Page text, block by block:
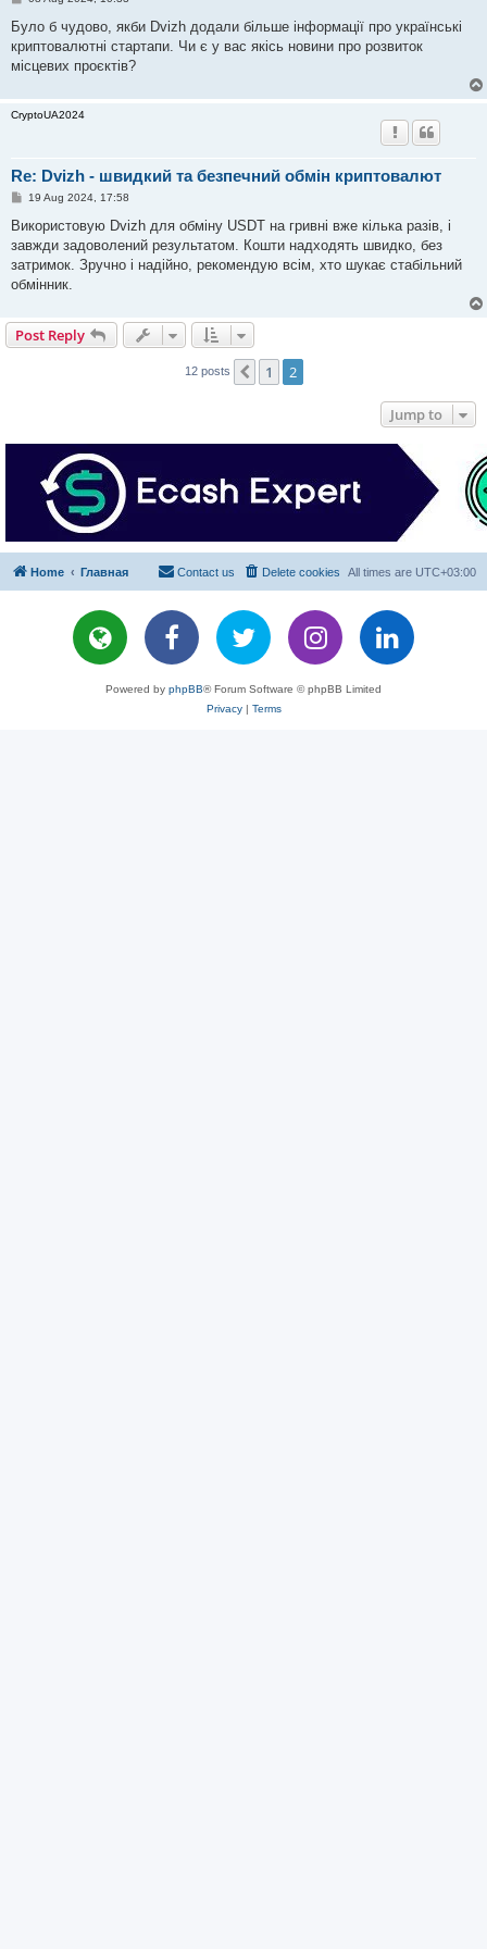
s
t
Було б чудово, якби Dvizh додали більше інформації про українські
криптовалютні стартапи. Чи є у вас якісь новини про розвиток
місцевих проєктів?
CryptoUA2024
Re: Dvizh - швидкий та безпечний обмін криптовалют
P
s
19 Aug 2024, 17:58
Використовую Dvizh для обміну USDT на гривні вже кілька разів, і
завжди задоволений результатом. Кошти надходять швидко, без
затримок. Зручно і надійно, рекомендую всім, хто шукає стабільний
обмінник.
Post Reply
12 posts Previous
1 2
Jump to
Home Главная All times are UTC+03:00
Delete cookies
Contact us
Powered by phpBB® Forum Software © phpBB Limited
Privacy| Terms